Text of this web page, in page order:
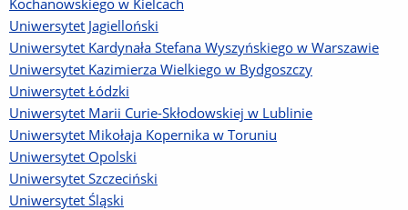
Kochanowskiego w Kielcach
Uniwersytet Jagielloński
Uniwersytet Kardynała Stefana Wyszyńskiego w Warszawie
Uniwersytet Kazimierza Wielkiego w Bydgoszczy
Uniwersytet Łódzki
Uniwersytet Marii Curie-Skłodowskiej w Lublinie
Uniwersytet Mikołaja Kopernika w Toruniu
Uniwersytet Opolski
Uniwersytet Szczeciński
Uniwersytet Śląski